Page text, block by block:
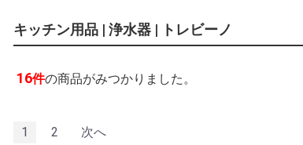
キッチン用品 | 浄水器 | トレビーノ
16件の商品がみつかりました。
1 2 次へ